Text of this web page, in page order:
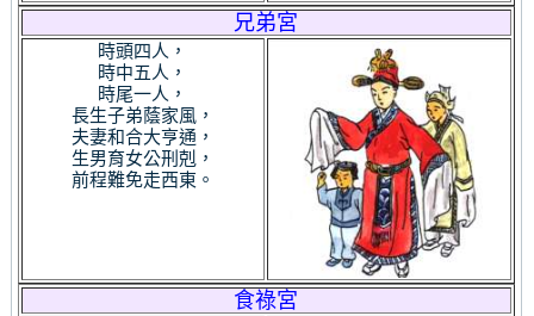
兄弟宮
時頭四人，
時中五人，
時尾一人，
長生子弟蔭家風，
夫妻和合大亨通，
生男育女公刑剋，
前程難免走西東。
食祿宮